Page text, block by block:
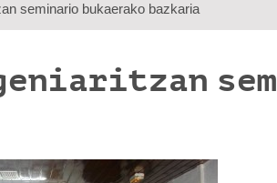
seminario bukaerako bazkaria